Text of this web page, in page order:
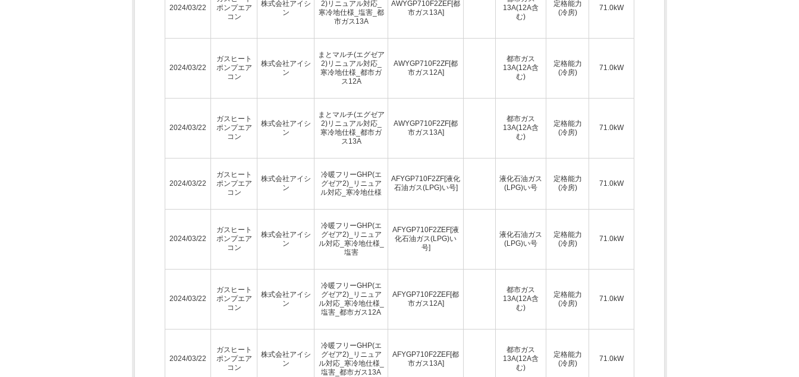
2024/03/22
ポンプエア
コン
株式会社アイシ
ン
2)リニュアル対応_
寒冷地仕様_塩害_都
市ガス13A
AWYGP710F2ZEF[都
市ガス13A]
13A(12A含
む)
定格能力
(冷房)
71.0kW
2024/03/22
ガスヒート
ポンプエア
コン
株式会社アイシ
ン
まとマルチ(エグゼア
2)リニュアル対応_
寒冷地仕様_都市ガ
ス12A
AWYGP710F2ZF[都
市ガス12A]
都市ガス
13A(12A含
む)
定格能力
(冷房)
71.0kW
2024/03/22
ガスヒート
ポンプエア
コン
株式会社アイシ
ン
まとマルチ(エグゼア
2)リニュアル対応_
寒冷地仕様_都市ガ
ス13A
AWYGP710F2ZF[都
市ガス13A]
都市ガス
13A(12A含
む)
定格能力
(冷房)
71.0kW
2024/03/22
ガスヒート
ポンプエア
コン
株式会社アイシ
ン
冷暖フリーGHP(エ
グゼア2)_リニュア
ル対応_寒冷地仕様
AFYGP710F2ZF[液化
石油ガス(LPG)い号]
液化石油ガス
(LPG)い号
定格能力
(冷房)
71.0kW
2024/03/22
ガスヒート
ポンプエア
コン
株式会社アイシ
ン
冷暖フリーGHP(エ
グゼア2)_リニュア
ル対応_寒冷地仕様_
塩害
AFYGP710F2ZEF[液
化石油ガス(LPG)い
号]
液化石油ガス
(LPG)い号
定格能力
(冷房)
71.0kW
2024/03/22
ガスヒート
ポンプエア
コン
株式会社アイシ
ン
冷暖フリーGHP(エ
グゼア2)_リニュア
ル対応_寒冷地仕様_
塩害_都市ガス12A
AFYGP710F2ZEF[都
市ガス12A]
都市ガス
13A(12A含
む)
定格能力
(冷房)
71.0kW
2024/03/22
ガスヒート
ポンプエア
コン
株式会社アイシ
ン
冷暖フリーGHP(エ
グゼア2)_リニュア
ル対応_寒冷地仕様_
塩害_都市ガス13A
AFYGP710F2ZEF[都
市ガス13A]
都市ガス
13A(12A含
む)
定格能力
(冷房)
71.0kW